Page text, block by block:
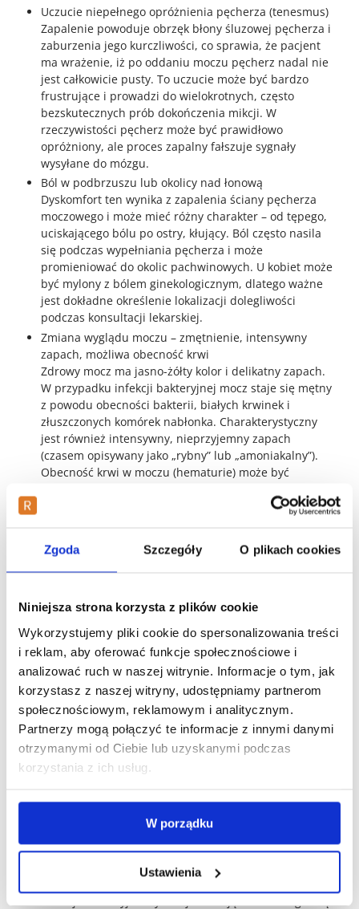
Zgoda Szczegóły O plikach cookies
Niniejsza strona korzysta z plików cookie
Wykorzystujemy pliki cookie do spersonalizowania treści
i reklam, aby oferować funkcje społecznościowe i
analizować ruch w naszej witrynie. Informacje o tym, jak
korzystasz z naszej witryny, udostępniamy partnerom
społecznościowym, reklamowym i analitycznym.
Partnerzy mogą połączyć te informacje z innymi danymi
otrzymanymi od Ciebie lub uzyskanymi podczas
korzystania z ich usług.
W porządku
Ustawienia
Uczucie niepełnego opróżnienia pęcherza (tenesmus)
Zapalenie powoduje obrzęk błony śluzowej pęcherza i
zaburzenia jego kurczliwości, co sprawia, że pacjent
ma wrażenie, iż po oddaniu moczu pęcherz nadal nie
jest całkowicie pusty. To uczucie może być bardzo
frustrujące i prowadzi do wielokrotnych, często
bezskutecznych prób dokończenia mikcji. W
rzeczywistości pęcherz może być prawidłowo
opróżniony, ale proces zapalny fałszuje sygnały
wysyłane do mózgu.
Ból w podbrzuszu lub okolicy nad łonową
Dyskomfort ten wynika z zapalenia ściany pęcherza
moczowego i może mieć różny charakter – od tępego,
uciskającego bólu po ostry, kłujący. Ból często nasila
się podczas wypełniania pęcherza i może
promieniować do okolic pachwinowych. U kobiet może
być mylony z bólem ginekologicznym, dlatego ważne
jest dokładne określenie lokalizacji dolegliwości
podczas konsultacji lekarskiej.
Zmiana wyglądu moczu – zmętnienie, intensywny
zapach, możliwa obecność krwi
Zdrowy mocz ma jasno-żółty kolor i delikatny zapach.
W przypadku infekcji bakteryjnej mocz staje się mętny
z powodu obecności bakterii, białych krwinek i
złuszczonych komórek nabłonka. Charakterystyczny
jest również intensywny, nieprzyjemny zapach
(czasem opisywany jako „rybny” lub „amoniakalny”).
Obecność krwi w moczu (hematurie) może być
lub wykrywalna tylko mikroskopowo. Krwawy mocz
Objawy ogólne:
Gorączka i dreszcze – mogą wskazywać na
rozprzestrzenienie się infekcji
Podwyższona temperatura ciała (powyżej 37,5°C) oraz
dreszcze są objawami alarmującymi, które wskazują
na uogólnienie procesu zapalnego i możliwe
rozprzestrzenienie się infekcji poza dolne drogi
moczowe. Gorączka często ma charakter remitujący –
temperatura wzrasta wieczorem i w nocy, a obniża się
rano. Dreszcze poprzedzają zazwyczaj skok
temperatury i mogą być na tyle intensywne, że pacjent
bakterii we krwi (bakteremia), co wymaga pilnej
interwencji medycznej i często hospitalizacji oraz
dożylnego podawania antybiotyków.